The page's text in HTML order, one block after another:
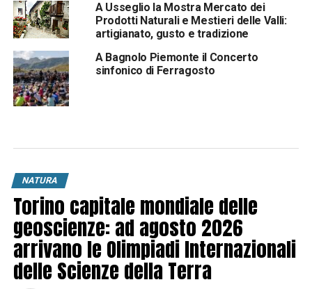
A Usseglio la Mostra Mercato dei
Prodotti Naturali e Mestieri delle Valli:
artigianato, gusto e tradizione
A Bagnolo Piemonte il Concerto
sinfonico di Ferragosto
NATURA
Torino capitale mondiale delle
geoscienze: ad agosto 2026
arrivano le Olimpiadi Internazionali
delle Scienze della Terra